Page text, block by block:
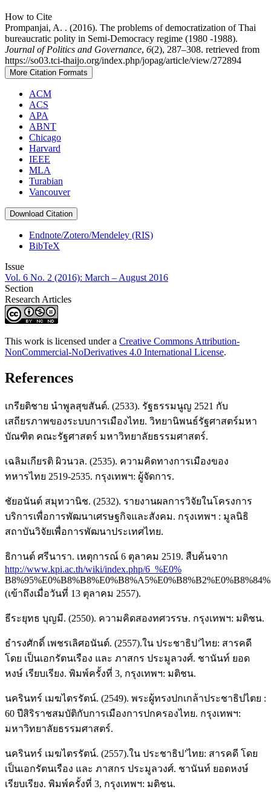
How to Cite
Prompanjai, A. . (2016). The problems of democratization of Thai
bureaucratic polity in Semi-Democracy regime (1980 -1988).
Journal of Politics and Governance, 6(2), 287–308. retrieved from
https://so03.tci-thaijo.org/index.php/jopag/article/view/272894
More Citation Formats
ACM
ACS
APA
ABNT
Chicago
Harvard
IEEE
MLA
Turabian
Vancouver
Download Citation
Endnote/Zotero/Mendeley (RIS)
BibTeX
Issue
Vol. 6 No. 2 (2016): March – August 2016
Section
Research Articles
This work is licensed under a Creative Commons Attribution-
NonCommercial-NoDerivatives 4.0 International License.
References
เกรียติชาย นำพูลสุขสันต์. (2533). รัฐธรรมนูญ 2521 กับ
เสถียรภาพของระบบการเมืองไทย. วิทยานิพนธ์รัฐศาสตร์มหา
บัณฑิต คณะรัฐศาสตร์ มหาวิทยาลัยธรรมศาสตร์.
เฉลิมเกียรติ ผิวนวล. (2535). ความคิดทางการเมืองของ
ทหารไทย 2519-2535. กรุงเทพฯ: ผู้จัดการ.
ชัยอนันต์ สมุทวานิช. (2532). รายงานผลการวิจัยในโครงการ
บริการเพื่อการพัฒนาเศรษฐกิจและสังคม. กรุงเทพฯ : มูลนิธิ
สถาบันวิจัยเพื่อการพัฒนาประเทศไทย.
ธิกานต์ ศรีนารา. เหตุการณ์ 6 ตุลาคม 2519. สืบค้นจาก
http://www.kpi.ac.th/wiki/index.php/6_%E0%
(เข้าถึงเมื่อวันที่ 13 ตุลาคม 2557).
ธีระยุทธ บุญมี. (2550). ความคิดสองทศวรรษ. กรุงเทพฯ: มติชน.
ธำรงศักดิ์ เพชรเลิศอนันต์. (2557).ใน ประชาธิป’ไทย: สารคดี
โดย เป็นเอกรัตนเรือง และ ภาสกร ประมูลวงศ์. ชานันท์ ยอด
หงษ์ เรียบเรียง. พิมพ์ครั้งที่ 3, กรุงเทพฯ: มติชน.
นครินทร์ เมฆไตรรัตน์. (2549). พระผู้ทรงปกเกล้าประชาธิปไตย :
60 ปีสิริราชสมบัติกับการเมืองการปกครองไทย. กรุงเทพฯ:
มหาวิทยาลัยธรรมศาสตร์.
นครินทร์ เมฆไตรรัตน์. (2557).ใน ประชาธิป’ไทย: สารคดี โดย
เป็นเอกรัตนเรือง และ ภาสกร ประมูลวงศ์. ชานันท์ ยอดหงษ์
เรียบเรียง. พิมพ์ครั้งที่ 3, กรุงเทพฯ: มติชน.